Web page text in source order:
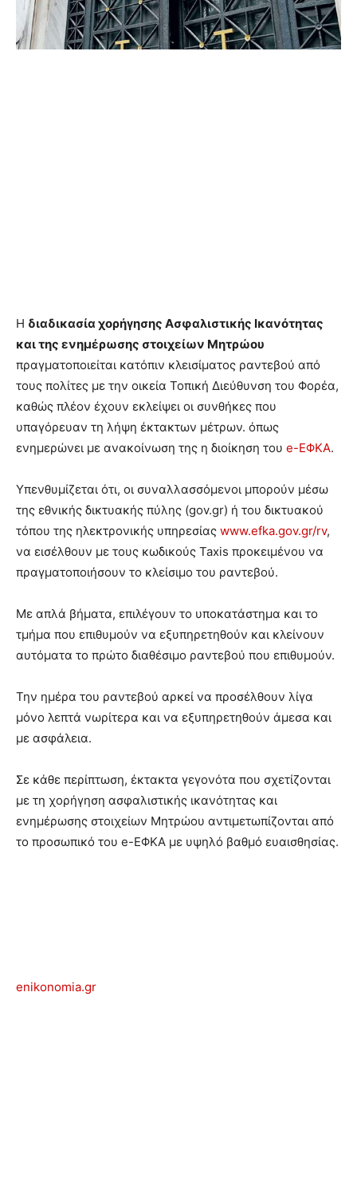
Η διαδικασία χορήγησης Ασφαλιστικής Ικανότητας
και της ενημέρωσης στοιχείων Μητρώου
πραγματοποιείται κατόπιν κλεισίματος ραντεβού από
τους πολίτες με την οικεία Τοπική Διεύθυνση του Φορέα,
καθώς πλέον έχουν εκλείψει οι συνθήκες που
υπαγόρευαν τη λήψη έκτακτων μέτρων. όπως
ενημερώνει με ανακοίνωση της η διοίκηση του e-ΕΦΚΑ.
Υπενθυμίζεται ότι, οι συναλλασσόμενοι μπορούν μέσω
της εθνικής δικτυακής πύλης (gov.gr) ή του δικτυακού
τόπου της ηλεκτρονικής υπηρεσίας www.efka.gov.gr/rv,
να εισέλθουν με τους κωδικούς Taxis προκειμένου να
πραγματοποιήσουν το κλείσιμο του ραντεβού.
Με απλά βήματα, επιλέγουν το υποκατάστημα και το
τμήμα που επιθυμούν να εξυπηρετηθούν και κλείνουν
αυτόματα το πρώτο διαθέσιμο ραντεβού που επιθυμούν.
Την ημέρα του ραντεβού αρκεί να προσέλθουν λίγα
μόνο λεπτά νωρίτερα και να εξυπηρετηθούν άμεσα και
με ασφάλεια.
Σε κάθε περίπτωση, έκτακτα γεγονότα που σχετίζονται
με τη χορήγηση ασφαλιστικής ικανότητας και
ενημέρωσης στοιχείων Μητρώου αντιμετωπίζονται από
το προσωπικό του e-ΕΦΚΑ με υψηλό βαθμό ευαισθησίας.
enikonomia.gr